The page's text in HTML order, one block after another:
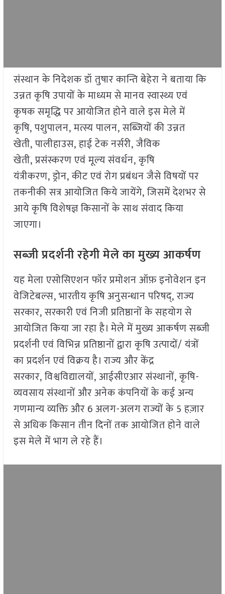
संस्थान के निदेशक डॉ तुषार कान्ति बेहेरा ने बताया कि
उन्नत कृषि उपायों के माध्यम से मानव स्वास्थ्य एवं
कृषक समृद्धि पर आयोजित होने वाले इस मेले में
कृषि, पशुपालन, मत्स्य पालन, सब्जियों की उन्नत
खेती, पालीहाउस, हाई टेक नर्सरी, जैविक
खेती, प्रसंस्करण एवं मूल्य संवर्धन, कृषि
यंत्रीकरण, ड्रोन, कीट एवं रोग प्रबंधन जैसे विषयों पर
तकनीकी सत्र आयोजित किये जायेंगे, जिसमें देशभर से
आये कृषि विशेषज्ञ किसानों के साथ संवाद किया
जाएगा।
सब्जी प्रदर्शनी रहेगी मेले का मुख्य आकर्षण
यह मेला एसोसिएशन फॉर प्रमोशन ऑफ़ इनोवेशन इन
वेजिटेबल्स, भारतीय कृषि अनुसन्धान परिषद्, राज्य
सरकार, सरकारी एवं निजी प्रतिष्ठानों के सहयोग से
आयोजित किया जा रहा है। मेले में मुख्य आकर्षण सब्जी
प्रदर्शनी एवं विभिन्न प्रतिष्ठानों द्वारा कृषि उत्पादों/ यंत्रों
का प्रदर्शन एवं विक्रय है। राज्य और केंद्र
सरकार, विश्वविद्यालयों, आईसीएआर संस्थानों, कृषि-
व्यवसाय संस्थानों और अनेक कंपनियों के कई अन्य
गणमान्य व्यक्ति और 6 अलग-अलग राज्यों के 5 हज़ार
से अधिक किसान तीन दिनों तक आयोजित होने वाले
इस मेले में भाग ले रहे हैं।